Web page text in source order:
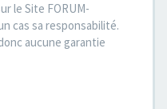
le Site FORUM-
cas sa responsabilité.
aucune garantie